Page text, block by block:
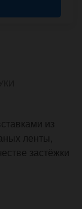
из
ленты,
застёжки